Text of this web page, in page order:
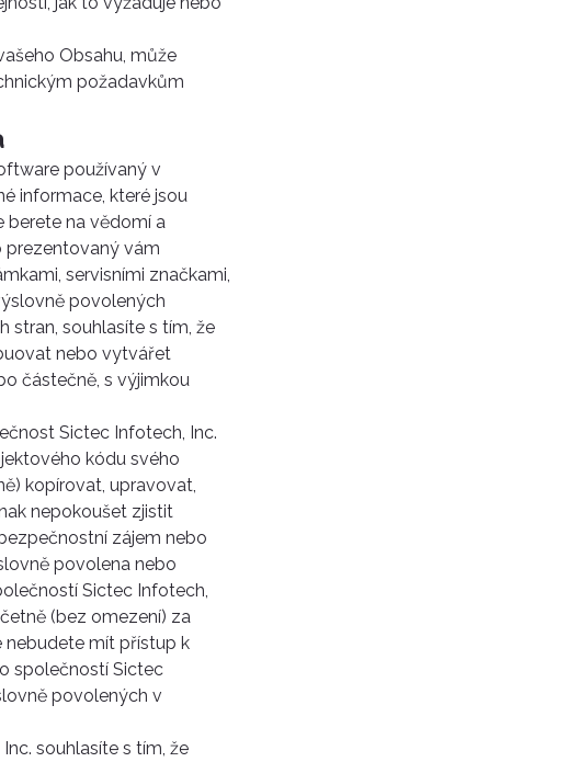
Obsahu, může
požadavkům
používaný v
informace, které jsou
berete na vědomí a
prezentovaný vám
servisními značkami,
povolených
stran, souhlasíte s tím, že
nebo vytvářet
částečně, s výjimkou
Sictec Infotech, Inc.
kódu svého
kopírovat, upravovat,
nepokoušet zjistit
zájem nebo
povolena nebo
Sictec Infotech,
(bez omezení) za
nebudete mít přístup k
společností Sictec
povolených v
souhlasíte s tím, že